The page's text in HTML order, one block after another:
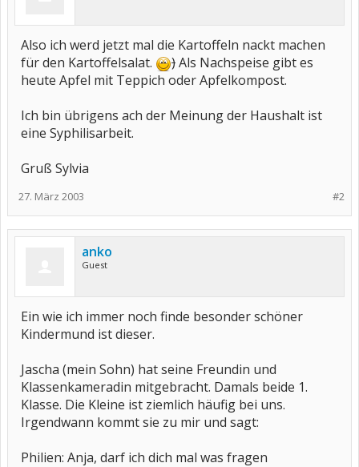
Also ich werd jetzt mal die Kartoffeln nackt machen
für den Kartoffelsalat.
)Als Nachspeise gibt es
heute Apfel mit Teppich oder Apfelkompost.
Ich bin übrigens ach der Meinung der Haushalt ist
eine Syphilisarbeit.
Gruß Sylvia
#2
27. März 2003
anko
Guest
Ein wie ich immer noch finde besonder schöner
Kindermund ist dieser.
Jascha (mein Sohn) hat seine Freundin und
Klassenkameradin mitgebracht. Damals beide 1.
Klasse. Die Kleine ist ziemlich häufig bei uns.
Irgendwann kommt sie zu mir und sagt:
Philien: Anja, darf ich dich mal was fragen